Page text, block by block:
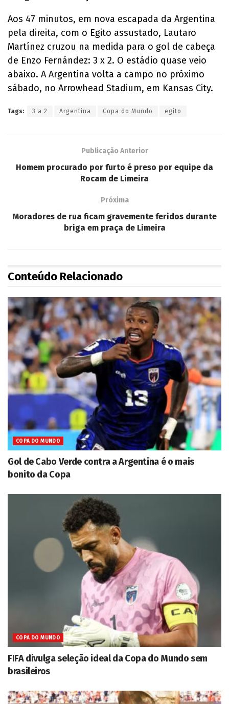
Aos 47 minutos, em nova escapada da Argentina
pela direita, com o Egito assustado, Lautaro
Martínez cruzou na medida para o gol de cabeça
de Enzo Fernández: 3 x 2. O estádio quase veio
abaixo. A Argentina volta a campo no próximo
sábado, no Arrowhead Stadium, em Kansas City.
Tags: 3 a 2 Argentina Copa do Mundo egito
Publicação Anterior
Homem procurado por furto é preso por equipe da
Rocam de Limeira
Próxima
Moradores de rua ficam gravemente feridos durante
briga em praça de Limeira
Conteúdo Relacionado
COPA DO MUNDO
Gol de Cabo Verde contra a Argentina é o mais
bonito da Copa
COPA DO MUNDO
FIFA divulga seleção ideal da Copa do Mundo sem
brasileiros